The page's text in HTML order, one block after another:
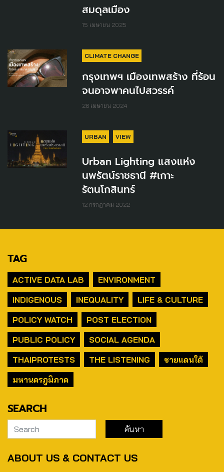
สมดุลเมือง
15 เมษายน 2025
CLIMATE CHANGE
กรุงเทพฯ เมืองเทพสร้าง ที่ร้อน
จนอาจพาคนไปสวรรค์
26 เมษายน 2024
URBAN VIEW
Urban Lighting แสงแห่ง
นพรัตน์ราชธานี #เกาะ
รัตนโกสินทร์
12 กรกฎาคม 2022
TAG
ACTIVE DATA LAB
ENVIRONMENT
INDIGENOUS
INEQUALITY
LIFE & CULTURE
POLICY WATCH
POST ELECTION
PUBLIC POLICY
SOCIAL AGENDA
THAIPROTESTS
THE LISTENING
ชายแดนใต้
มหานครภูมิภาค
SEARCH
ABOUT US & CONTACT US